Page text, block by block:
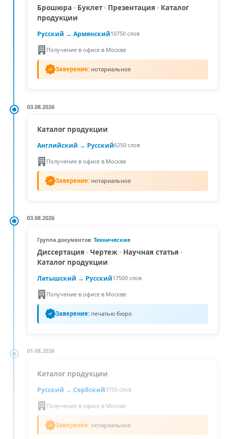
Брошюра • Буклет• Презентация • Каталог
продукции
Русский → Армянский10750 слов
Получение в офисе в Москве
Заверение:нотариальное
03.08.2026
Каталог продукции
Английский → Русский6250 слов
Получение в офисе в Москве
Заверение:нотариальное
03.08.2026
Группа документов: Технические
Диссертация • Чертеж• Научная статья •
Каталог продукции
Латышский → Русский17500 слов
Получение в офисе в Москве
Заверение:печатью бюро
01.08.2026
Каталог продукции
Русский → Сербский3750 слов
Получение в офисе в Москве
Заверение:нотариальное